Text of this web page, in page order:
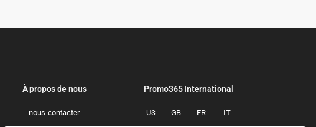
À propos de nous
nous-contacter
Promo365 International
US GB FR IT